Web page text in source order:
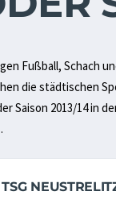
Fußball, Schach
die städtischen
Saison 2013/14 in